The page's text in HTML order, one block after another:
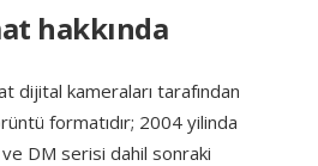
hakkında
dijital kameraları tarafından
formatıdır; 2004 yilinda
DM serisi dahil sonraki